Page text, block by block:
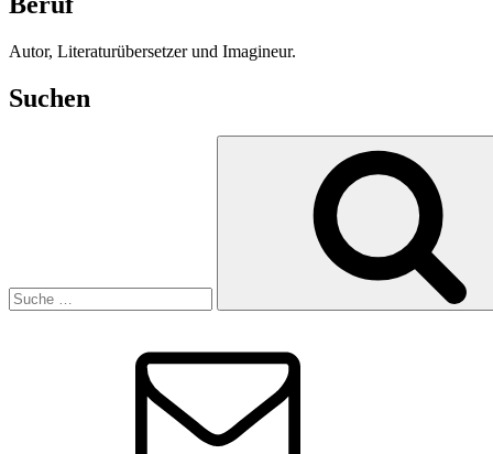
Autor, Literaturübersetzer und Imagineur.
Suchen